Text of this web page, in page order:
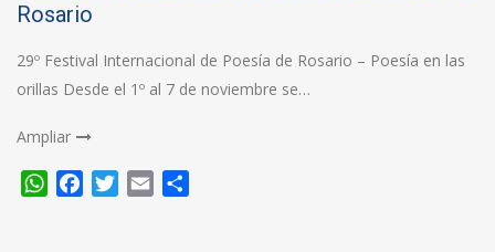
Rosario
29º Festival Internacional de Poesía de Rosario – Poesía en las
orillas Desde el 1º al 7 de noviembre se…
Ampliar
WhatsApp
FacebookTwitter
Email